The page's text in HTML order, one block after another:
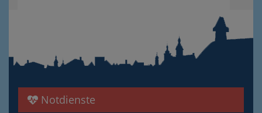
Notdienste